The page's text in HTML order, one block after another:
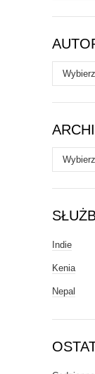
Autorzy
/
Tematy
Archiwa
Indie
Kenia
Nepal